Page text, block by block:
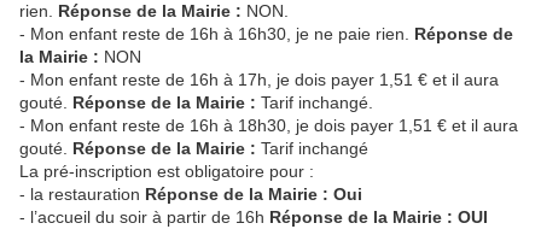
rien. Réponse de la Mairie : NON.
- Mon enfant reste de 16h à 16h30, je ne paie rien. Réponse de
la Mairie : NON
- Mon enfant reste de 16h à 17h, je dois payer 1,51 € et il aura
gouté. Réponse de la Mairie : Tarif inchangé.
- Mon enfant reste de 16h à 18h30, je dois payer 1,51 € et il aura
gouté. Réponse de la Mairie : Tarif inchangé
La pré-inscription est obligatoire pour :
- la restauration Réponse de la Mairie : Oui
- l’accueil du soir à partir de 16h Réponse de la Mairie : OUI